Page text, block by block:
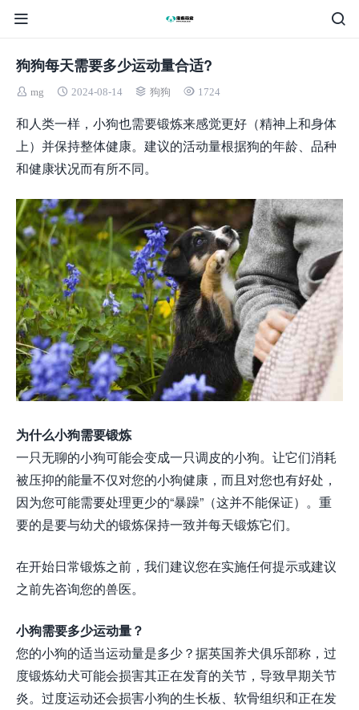
狗狗每天需要多少运动量合适?
mg 2024-08-14 狗狗 1724
和人类一样，小狗也需要锻炼来感觉更好（精神上和身体
上）并保持整体健康。建议的活动量根据狗的年龄、品种
和健康状况而有所不同。
为什么小狗需要锻炼
一只无聊的小狗可能会变成一只调皮的小狗。让它们消耗
被压抑的能量不仅对您的小狗健康，而且对您也有好处，
因为您可能需要处理更少的“暴躁”（这并不能保证）。重
要的是要与幼犬的锻炼保持一致并每天锻炼它们。
在开始日常锻炼之前，我们建议您在实施任何提示或建议
之前先咨询您的兽医。
小狗需要多少运动量？
您的小狗的适当运动量是多少？据英国养犬俱乐部称，过
度锻炼幼犬可能会损害其正在发育的关节，导致早期关节
炎。过度运动还会损害小狗的生长板、软骨组织和正在发